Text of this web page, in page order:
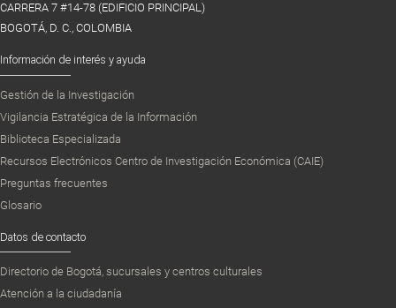
CARRERA 7 #14-78 (EDIFICIO PRINCIPAL)
BOGOTÁ, D. C., COLOMBIA
Información de interés y ayuda
Gestión de la Investigación
Vigilancia Estratégica de la Información
Biblioteca Especializada
Recursos Electrónicos Centro de Investigación Económica (CAIE)
Preguntas frecuentes
Glosario
Datos de contacto
Directorio de Bogotá, sucursales y centros culturales
Atención a la ciudadanía